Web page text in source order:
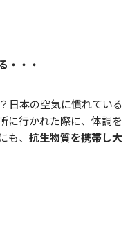
・・・
日本の空気に慣れている
に行かれた際に、体調を
、 抗生物質を携帯し大